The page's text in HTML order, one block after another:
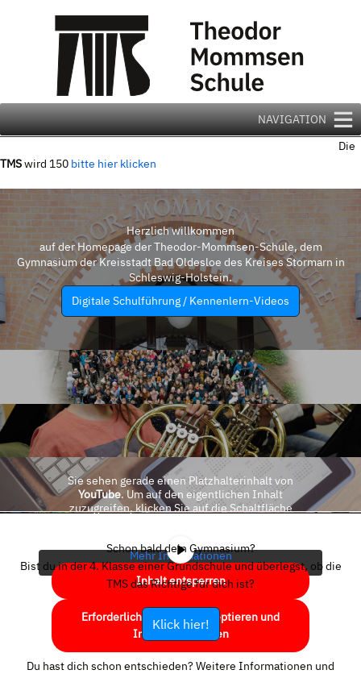
NAVIGATION
Die
TMSwird 150 bitte hier klicken
Herzlich willkommen
auf der Homepage der Theodor-Mommsen-Schule, dem
Gymnasium der Kreisstadt Bad Oldesloe des Kreises Stormarn in
Schleswig-Holstein.
Digitale Schulführung / Kennenlern-Videos
Sie sehen gerade einen Platzhalterinhalt von
YouTube. Um auf den eigentlichen Inhalt
zuzugreifen, klicken Sie auf die Schaltfläche
Mehr Informationen
Inhalt entsperren
Erforderlichen Service akzeptieren und
Inhalte entsperren
Schon bald dein Gymnasium?
Bist du in der 4. Klasse einer Grundschule und überlegst, ob die
TMS das Richtige für dich ist?
Klick hier!
Du hast dich schon entschieden? Weitere Informationen und